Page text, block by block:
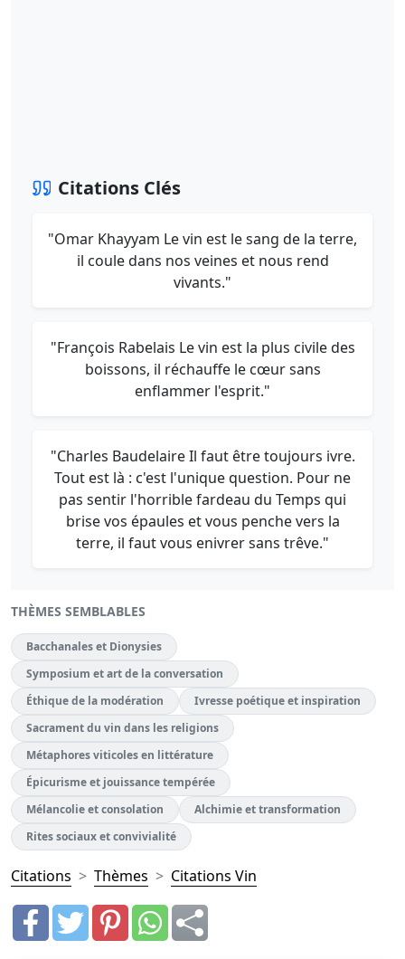
Citations Clés
"Omar Khayyam Le vin est le sang de la terre,
il coule dans nos veines et nous rend
vivants."
"François Rabelais Le vin est la plus civile des
boissons, il réchauffe le cœur sans
enflammer l'esprit."
"Charles Baudelaire Il faut être toujours ivre.
Tout est là : c'est l'unique question. Pour ne
pas sentir l'horrible fardeau du Temps qui
brise vos épaules et vous penche vers la
terre, il faut vous enivrer sans trêve."
THÈMES SEMBLABLES
Bacchanales et Dionysies
Symposium et art de la conversation
Éthique de la modération
Ivresse poétique et inspiration
Sacrament du vin dans les religions
Métaphores viticoles en littérature
Épicurisme et jouissance tempérée
Mélancolie et consolation
Alchimie et transformation
Rites sociaux et convivialité
Citations Thèmes Citations Vin